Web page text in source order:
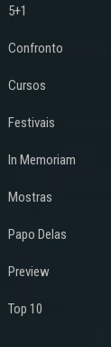
5+1
Confronto
Cursos
Festivais
In Memoriam
Mostras
Papo Delas
Preview
Top 10